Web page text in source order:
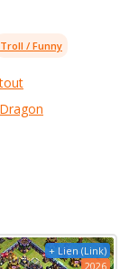
Troll / Funny
+ Lien (Link)
2026